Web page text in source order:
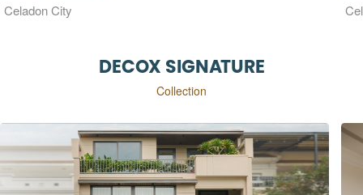
Celadon City
DECOX SIGNATURE
Collection